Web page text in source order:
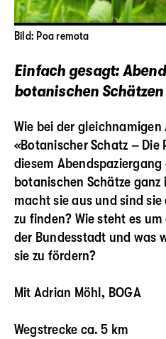
Bild: Poa remota
Einfach gesagt:
botanischen
Wie bei der
«Botanischer Schatz – Die
diesem
botanischen Schätze ganz
macht sie aus und sind
zu finden? Wie steht es
der Bundesstadt und was
sie zu fördern?
Mit Adrian Möhl, BOGA
Wegstrecke ca. 5 km